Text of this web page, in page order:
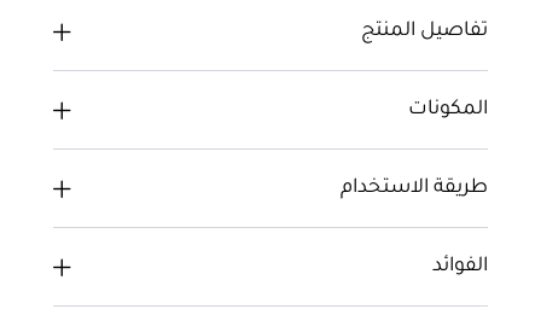
تفاصيل المنتج
المكونات
طريقة الاستخدام
الفوائد